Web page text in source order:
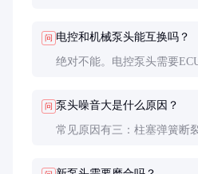
更换时需重新标定供油参数。
问 电控和机械泵头能互换吗？
绝对不能。电控泵头需要
问 泵头噪音大是什么原因？
常见原因有三：柱塞弹簧断